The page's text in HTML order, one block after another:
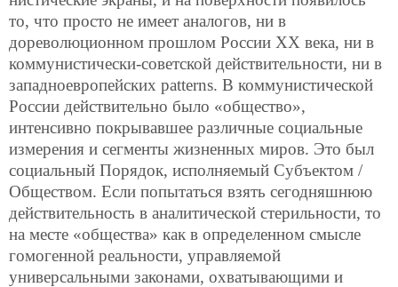
то, что просто не имеет аналогов, ни в
дореволюционном прошлом России ХХ века, ни в
коммунистически-советской действительности, ни в
западноевропейских patterns. В коммунистической
России действительно было «общество»,
интенсивно покрывавшее различные социальные
измерения и сегменты жизненных миров. Это был
социальный Порядок, исполняемый Субъектом /
Обществом. Если попытаться взять сегодняшнюю
действительность в аналитической стерильности, то
на месте «общества» как в определенном смысле
гомогенной реальности, управляемой
универсальными законами, охватывающими и